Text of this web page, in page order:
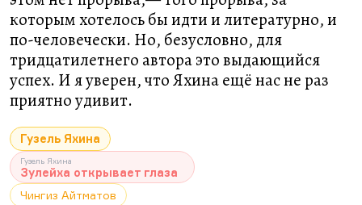
которым хотелось бы идти и литературно, и
по-человечески. Но, безусловно, для
тридцатилетнего автора это выдающийся
успех. И я уверен, что Яхина ещё нас не раз
приятно удивит.
Гузель Яхина
Гузель Яхина
Зулейха открывает глаза
Чингиз Айтматов